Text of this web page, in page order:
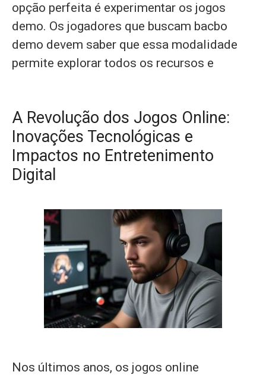
opção perfeita é experimentar os jogos
demo. Os jogadores que buscam bacbo
demo devem saber que essa modalidade
permite explorar todos os recursos e
A Revolução dos Jogos Online:
Inovações Tecnológicas e
Impactos no Entretenimento
Digital
Nos últimos anos, os jogos online